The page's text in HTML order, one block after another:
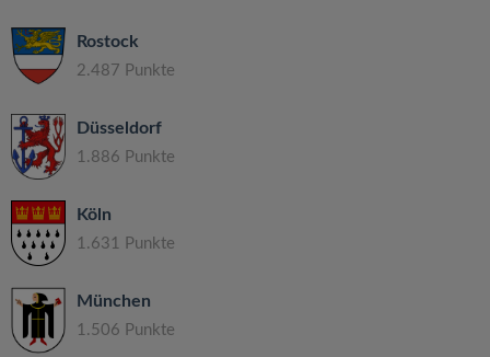
Rostock
2.487 Punkte
Düsseldorf
1.886 Punkte
Köln
1.631 Punkte
München
1.506 Punkte